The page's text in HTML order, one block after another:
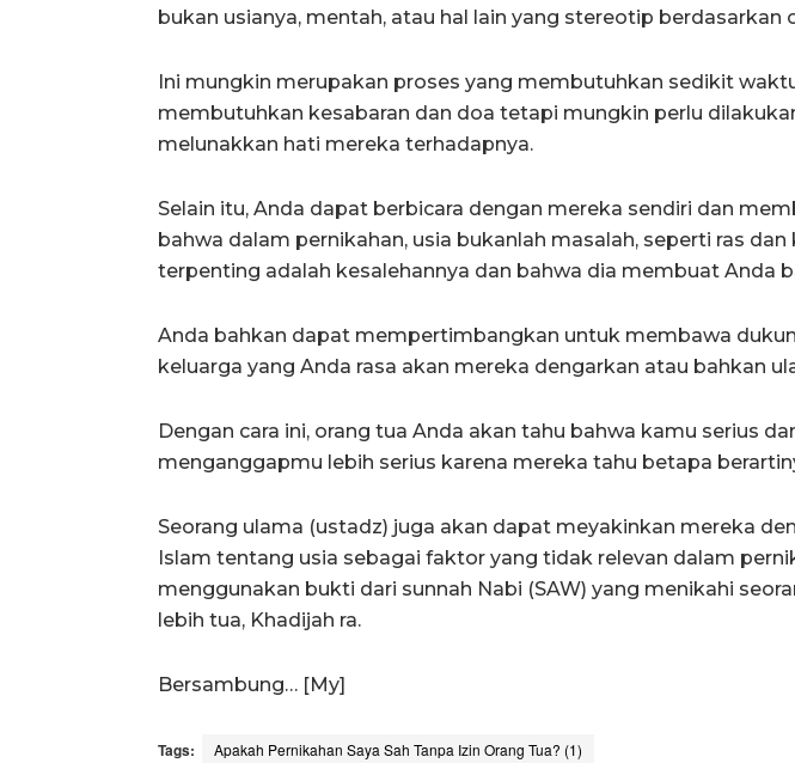
bukan usianya, mentah, atau hal lain yang stereotip berdasarkan
Ini mungkin merupakan proses yang membutuhkan sedikit
membutuhkan kesabaran dan doa tetapi mungkin perlu
melunakkan hati mereka terhadapnya.
Selain itu, Anda dapat berbicara dengan mereka sendiri dan
bahwa dalam pernikahan, usia bukanlah masalah, seperti ras dan
terpenting adalah kesalehannya dan bahwa dia membuat Anda
Anda bahkan dapat mempertimbangkan untuk membawa
keluarga yang Anda rasa akan mereka dengarkan atau bahkan
Dengan cara ini, orang tua Anda akan tahu bahwa kamu serius
menganggapmu lebih serius karena mereka tahu betapa
Seorang ulama (ustadz) juga akan dapat meyakinkan mereka
Islam tentang usia sebagai faktor yang tidak relevan dalam
menggunakan bukti dari sunnah Nabi (SAW) yang menikahi
lebih tua, Khadijah ra.
Bersambung… [My]
Tags: Apakah Pernikahan Saya Sah Tanpa Izin Orang Tua? (1)